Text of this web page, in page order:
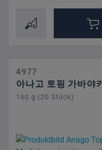
4977
아나고 토핑 가바야키
160 g (20 Stück)